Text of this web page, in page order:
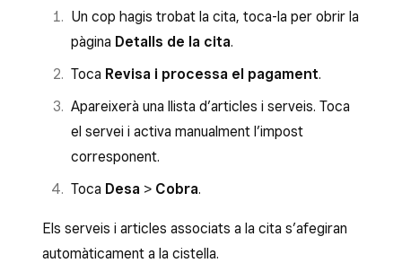
servir el codiper introduir manualment el
codi de la recompensa. Un cop hagis
aplicat una recompensa, se’t redirigirà
pagament.
Cobra
o un descompte.
recompenses que té disponibles i toca
Aplica a la cistella. També pots tocarFes
servir el codiper introduir manualment el
codi de la recompensa.
Quan processis el pagament del client,
Un cop hagis trobat la cita, toca-la per obrir la
pàgina Detalls de la cita.
Toca Revisa i processa el pagament.
Apareixerà una llista d’articles i serveis. Toca
el servei i activa manualment l’impost
corresponent.
Toca Desa > Cobra.
Els serveis i articles associats a la cita s’afegiran
automàticament a la cistella.